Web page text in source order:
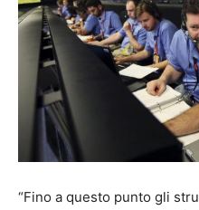
“Fino a questo punto gli